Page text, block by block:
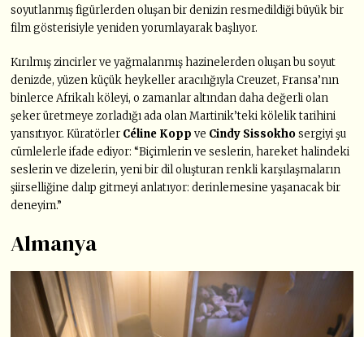
soyutlanmış figürlerden oluşan bir denizin resmedildiği büyük bir
film gösterisiyle yeniden yorumlayarak başlıyor.
Kırılmış zincirler ve yağmalanmış hazinelerden oluşan bu soyut
denizde, yüzen küçük heykeller aracılığıyla Creuzet, Fransa’nın
binlerce Afrikalı köleyi, o zamanlar altından daha değerli olan
şeker üretmeye zorladığı ada olan Martinik’teki kölelik tarihini
yansıtıyor. Küratörler Céline Kopp ve Cindy Sissokhosergiyi şu
cümlelerle ifade ediyor: “Biçimlerin ve seslerin, hareket halindeki
seslerin ve dizelerin, yeni bir dil oluşturan renkli karşılaşmaların
şiirselliğine dalıp gitmeyi anlatıyor: derinlemesine yaşanacak bir
deneyim.”
Almanya